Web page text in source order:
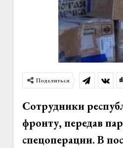
Поделиться
Сотрудники
фронту, передав
спецоперации. В